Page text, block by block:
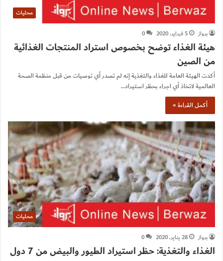
محليات
برواز
5 فبراير، 2020 0
هيئة الغذاء توضح بخصوص استراد المنتجات الغذائية
من الصين
أكدت الهيئة العامة للغذاء والتغذية إنه لم تصدر أي توصيات من قبل منظمة الصحة
العالمية لاتخاذ أي اجراء بحظر استيراد…
أكمل القراءة »
محليات
برواز
28 يناير، 2020 0
الغذاء والتغذية: حظر استيراد الطيور والبيض من 7 دول